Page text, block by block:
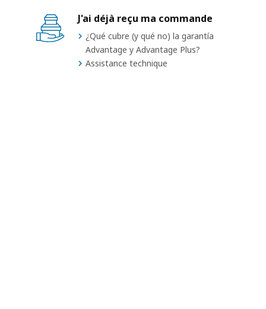
J'ai déjà reçu ma commande
¿Qué cubre (y qué no) la garantía
Advantage y Advantage Plus?
Assistance technique